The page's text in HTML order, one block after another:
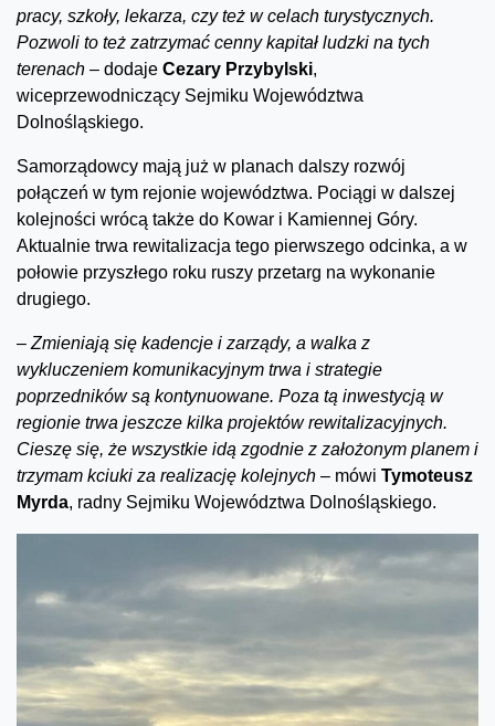
pracy, szkoły, lekarza, czy też w celach turystycznych.
Pozwoli to też zatrzymać cenny kapitał ludzki na tych
terenach – dodaje Cezary Przybylski,
wiceprzewodniczący Sejmiku Województwa
Dolnośląskiego.
Samorządowcy mają już w planach dalszy rozwój
połączeń w tym rejonie województwa. Pociągi w dalszej
kolejności wrócą także do Kowar i Kamiennej Góry.
Aktualnie trwa rewitalizacja tego pierwszego odcinka, a w
połowie przyszłego roku ruszy przetarg na wykonanie
drugiego.
– Zmieniają się kadencje i zarządy, a walka z
wykluczeniem komunikacyjnym trwa i strategie
poprzedników są kontynuowane. Poza tą inwestycją w
regionie trwa jeszcze kilka projektów rewitalizacyjnych.
Cieszę się, że wszystkie idą zgodnie z założonym planem i
trzymam kciuki za realizację kolejnych – mówi Tymoteusz
Myrda, radny Sejmiku Województwa Dolnośląskiego.